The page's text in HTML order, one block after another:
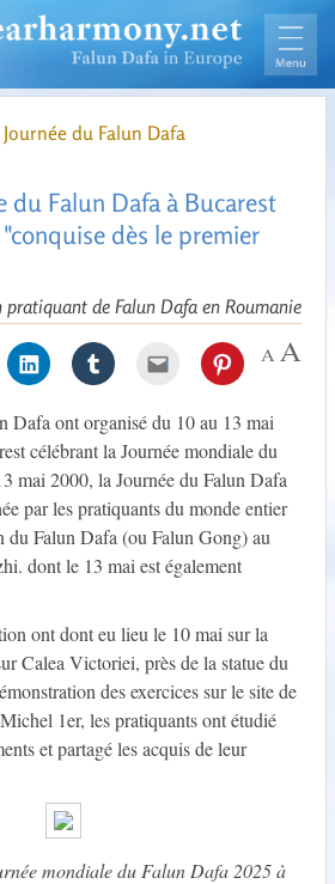
Journée du Falun Dafa
du Falun Dafa à Bucarest
dès le premier
pratiquant de Falun Dafa en Roumanie
Dafa ont organisé du 10 au 13 mai
célébrant la Journée mondiale du
mai 2000, la Journée du Falun Dafa
par les pratiquants du monde entier
du Falun Dafa (ou Falun Gong) au
dont le 13 mai est également
ont dont eu lieu le 10 mai sur la
Calea Victoriei, près de la statue du
des exercices sur le site de
1er, les pratiquants ont étudié
et partagé les acquis de leur
mondiale du Falun Dafa 2025 à